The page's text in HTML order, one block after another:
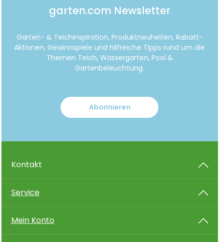
garten.com Newsletter
Garten- & Teichinspiration, Produktneuheiten, Rabatt-
Aktionen, Gewinnspiele und hilfreiche Tipps rund um die
Themen Teich, Wassergarten, Pool &
Gartenbeleuchtung.
Abonnieren
Kontakt
Service
Mein Konto